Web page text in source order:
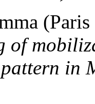
(Paris
of
in